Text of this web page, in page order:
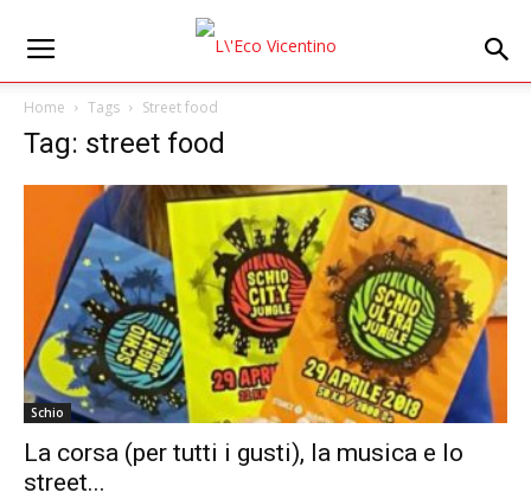
Home Tags Street food
Tag: street food
Schio
La corsa (per tutti i gusti), la musica e lo
street...